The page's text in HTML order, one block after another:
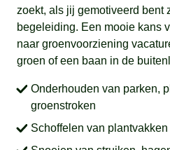
zoekt, als jij gemotiveerd bent
begeleiding. Een mooie kans
naar groenvoorziening
groen of een baan in de
Onderhouden van parken,
groenstroken
Schoffelen van